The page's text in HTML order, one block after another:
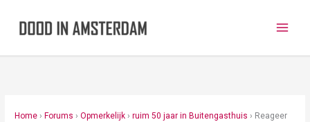
Home › Forums › Opmerkelijk › ruim 50 jaar in Buitengasthuis › Reageer